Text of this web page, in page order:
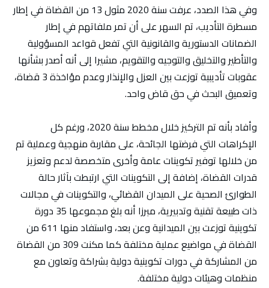
وفي هذا الصدد، عرفت سنة 2020 مثول 13 من القضاة في إطار
مسطرة التأديب، تم السهر على أن تمر ملفاتهم في إطار
الضمانات الدستورية والقانونية التي تفعل قواعد المسؤولية
والتأطير والتخليق والتوجيه والتقويم، مشيرا إلى أنه أصدر بشأنها
عقوبات تأديبية توزعت بين العزل والإنذار وعدم مؤاخذة 3 قضاة،
وتعميق البحث في حق قاض واحد.
وأفاد بأنه تم التركيز خلال مخطط سنة 2020، ورغم كل
الإكراهات التي فرضتها الجائحة، على مقاربة منهجية وعملية تم
من خلالها توفير تكوينات عامة وأخرى متخصصة لدعم وتعزيز
قدرات القضاة، إضافة إلى التكوينات التي ارتبطت بآثار حالة
الطوارئ الصحية على الميدان القضائي، والتكوينات في مجالات
ذات طبيعة تقنية وتدبيرية، مبرزا أنه بلغ مجموعها 35 دورة
تكوينية توزعت بين الميدانية وعن بعد، واستفاد منها 611 من
القضاة في مواضيع عملية مختلفة كما مكنت 309 من القضاة
من المشاركة في دورات تكوينية دولية بشراكة وتعاون مع
منظمات وهيئات دولية مختلفة.